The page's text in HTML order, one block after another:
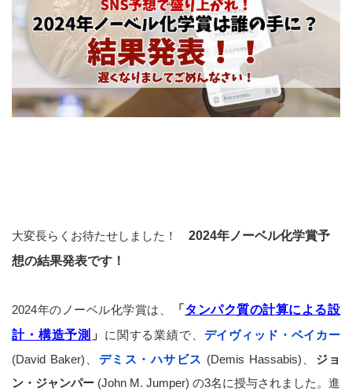
大変長らくお待たせしました！ 2024年ノーベル化学賞予
想の結果発表です！
2024年のノーベル化学賞は、 「 タンパク質の計算による設
計・構造予測 」 に関する業績で、 デイヴィッド・ベイカー
(David Baker)、 デミス・ハサビス (Demis Hassabis)、 ジョ
ン・ジャンパー (John M. Jumper) の3名に授与されました。進